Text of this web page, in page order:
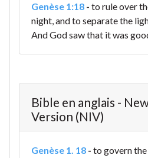
Genèse 1:18 - to rule over
night, and to separate the
And God saw that it was
Bible en anglais -
Version (NIV)
Genèse 1. 18 - to govern